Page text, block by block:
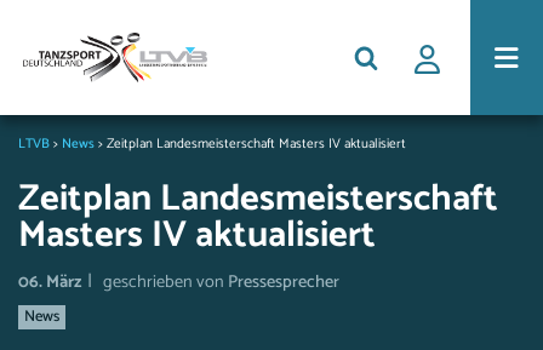
LTVB> News>Zeitplan Landesmeisterschaft Masters IV aktualisiert
Zeitplan Landesmeisterschaft
Masters IV aktualisiert
06. März | geschrieben von Pressesprecher
News